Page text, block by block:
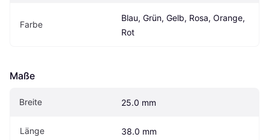
Farbe
Blau, Grün, Gelb, Rosa, Orange,
Rot
Maße
Breite 25.0 mm
Länge 38.0 mm